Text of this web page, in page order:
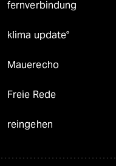
fernverbindung
klima update°
Mauerecho
Freie Rede
reingehen